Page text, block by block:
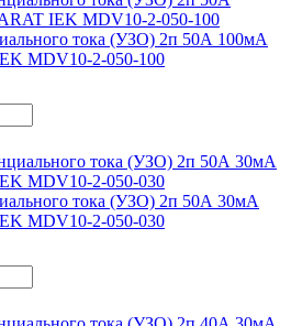
тока (УЗО) 2п 50А 100мА
MDV10-2-050-100
тока (УЗО) 2п 50А 30мА
MDV10-2-050-030